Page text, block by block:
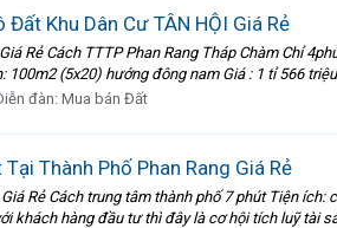
Đất Khu Dân Cư TÂN HỘI Giá Rẻ
Rẻ Cách TTTP Phan Rang Tháp Chàm Chỉ
(5x20) hướng đông nam Giá : 1 tỉ 566
đàn:Mua bán Đất
Thành Phố Phan Rang Giá Rẻ
Rẻ Cách trung tâm thành phố 7 phút Tiện
khách hàng đầu tư thì đây là cơ hội tích luỹ tài